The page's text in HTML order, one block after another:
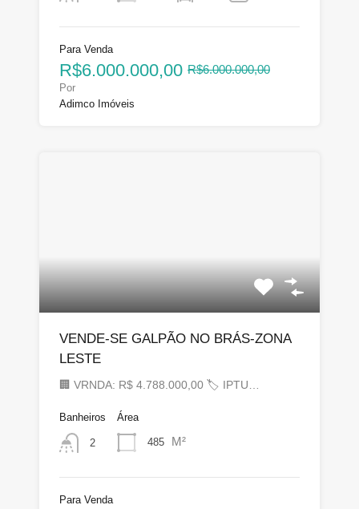
Para Venda
R$6.000.000,00 R$6.000.000,00
Por
Adimco Imóveis
VENDE-SE GALPÃO NO BRÁS-ZONA
LESTE
🏢 VRNDA: R$ 4.788.000,00 🏷 IPTU…
Banheiros
2
Área
485 M²
Para Venda